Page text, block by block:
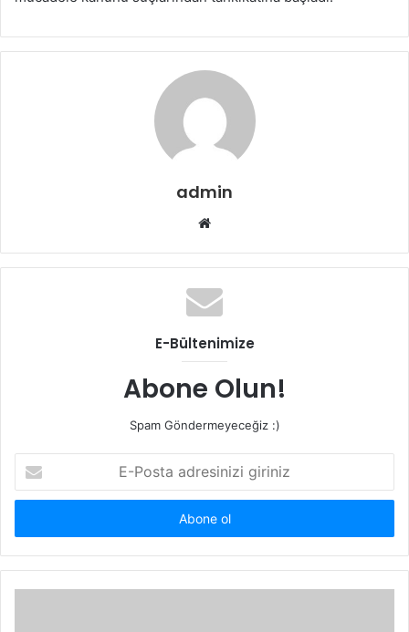
admin
Web
E-Bültenimize
Abone Olun!
Spam Göndermeyeceğiz :)
Posta
adresinizi